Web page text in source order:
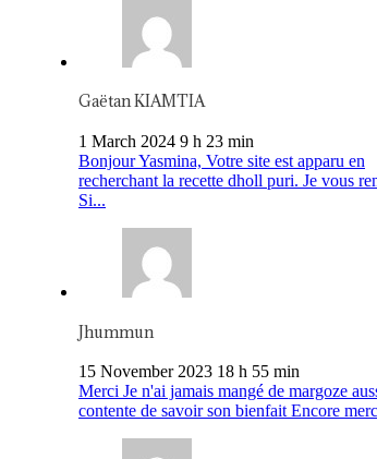
Gaëtan KIAMTIA
1 March 2024 9 h 23 min
Bonjour Yasmina, Votre site est apparu en
recherchant la recette dholl puri. Je vous
Si...
Jhummun
15 November 2023 18 h 55 min
Merci Je n'ai jamais mangé de margoze
contente de savoir son bienfait Encore